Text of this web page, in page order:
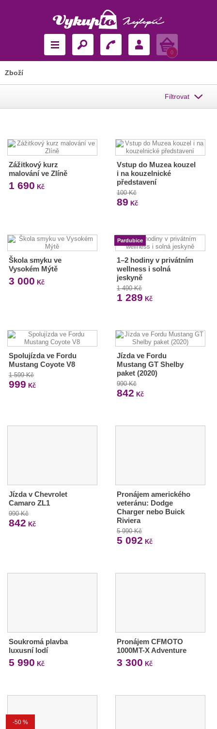
Košík
0
Zboží
Filtrovat
Zážitkový kurz
malování ve Zlíně
1 690 Kč
Vstup do Muzea kouzel
i na kouzelnické
představení
100 Kč
89 Kč
Škola smyku ve
Vysokém Mýtě
3 000 Kč
Pardubice
1–2 hodiny v privátním
wellness i solná
jeskyně
1 490 Kč
1 289 Kč
Spolujízda ve Fordu
Mustang Coyote V8
1 599 Kč
999 Kč
Jízda ve Fordu
Mustang GT Shelby
paket (2020)
990 Kč
842 Kč
Jízda v Chevrolet
Camaro ZL1
990 Kč
842 Kč
Pronájem amerického
veteránu: Dodge
Charger nebo Buick
Riviera
5 990 Kč
5 092 Kč
Soukromá plavba
luxusní lodí
5 990 Kč
Pronájem CFMOTO
1000MT-X Adventure
3 300 Kč
-50 %